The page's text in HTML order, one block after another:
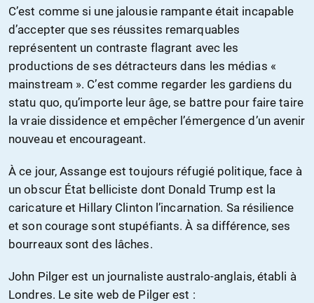
C’est comme si une jalousie rampante était incapable
d’accepter que ses réussites remarquables
représentent un contraste flagrant avec les
productions de ses détracteurs dans les médias «
mainstream ». C’est comme regarder les gardiens du
statu quo, qu’importe leur âge, se battre pour faire taire
la vraie dissidence et empêcher l’émergence d’un avenir
nouveau et encourageant.
À ce jour, Assange est toujours réfugié politique, face à
un obscur État belliciste dont Donald Trump est la
caricature et Hillary Clinton l’incarnation. Sa résilience
et son courage sont stupéfiants. À sa différence, ses
bourreaux sont des lâches.
John Pilger est un journaliste australo-anglais, établi à
Londres. Le site web de Pilger est :